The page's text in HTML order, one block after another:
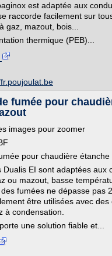
est adaptée aux
raccorde facilement sur
gaz, mazout, bois...
thermique (PEB)...
fumée pour
images pour zoomer
pour chaudière
Dualis EI sont adaptées aux
ou mazout, basse
fumées ne dépasse pas
être utilisées avec des
à condensation.
une solution fiable et...